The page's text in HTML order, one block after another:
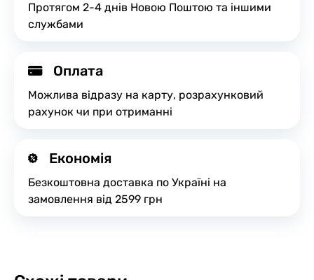
Протягом 2-4 днів Новою Поштою та іншими
службами
Оплата
Можлива відразу на карту, розрахунковий
рахунок чи при отриманні
Економія
Безкоштовна доставка по Україні на
замовлення від 2599 грн